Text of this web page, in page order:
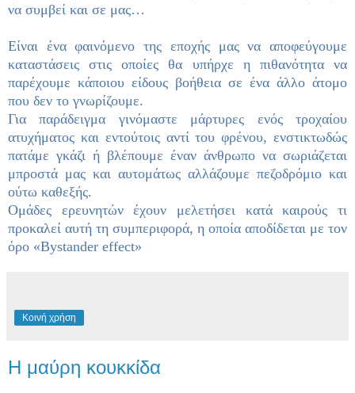
να συμβεί και σε μας…
Είναι ένα φαινόμενο της εποχής μας να αποφεύγουμε
καταστάσεις στις οποίες θα υπήρχε η πιθανότητα να
παρέχουμε κάποιου είδους βοήθεια σε ένα άλλο άτομο
που δεν το γνωρίζουμε.
Για παράδειγμα γινόμαστε μάρτυρες ενός τροχαίου
ατυχήματος και εντούτοις αντί του φρένου, ενστικτωδώς
πατάμε γκάζι ή βλέπουμε έναν άνθρωπο να σωριάζεται
μπροστά μας και αυτομάτως αλλάζουμε πεζοδρόμιο και
ούτω καθεξής.
Ομάδες ερευνητών έχουν μελετήσει κατά καιρούς τι
προκαλεί αυτή τη συμπεριφορά, η οποία αποδίδεται με τον
όρο «Bystander effect»
Κοινή χρήση
Η μαύρη κουκκίδα